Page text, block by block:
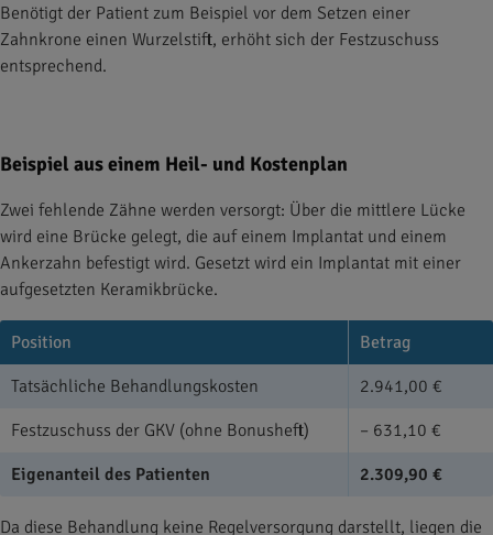
Benötigt der Patient zum Beispiel vor dem Setzen einer
Zahnkrone einen Wurzelstift, erhöht sich der Festzuschuss
entsprechend.
Beispiel aus einem Heil- und Kostenplan
Zwei fehlende Zähne werden versorgt: Über die mittlere Lücke
wird eine Brücke gelegt, die auf einem Implantat und einem
Ankerzahn befestigt wird. Gesetzt wird ein Implantat mit einer
aufgesetzten Keramikbrücke.
Position
Betrag
Tatsächliche Behandlungskosten
2.941,00 €
Festzuschuss der GKV (ohne Bonusheft)
– 631,10 €
Eigenanteil des Patienten
2.309,90 €
Da diese Behandlung keine Regelversorgung darstellt, liegen die